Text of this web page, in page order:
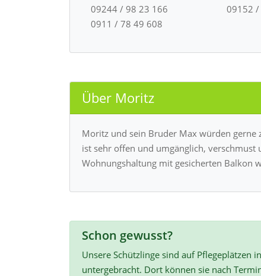
09244 / 98 23 166
0911 / 78 49 608
09152
Über Moritz
Moritz und sein Bruder Max würden
ist sehr offen und umgänglich, verschmust
Wohnungshaltung mit gesicherten Balkon
Schon gewusst?
Unsere Schützlinge sind auf Pflegeplätzen
untergebracht. Dort können sie nach